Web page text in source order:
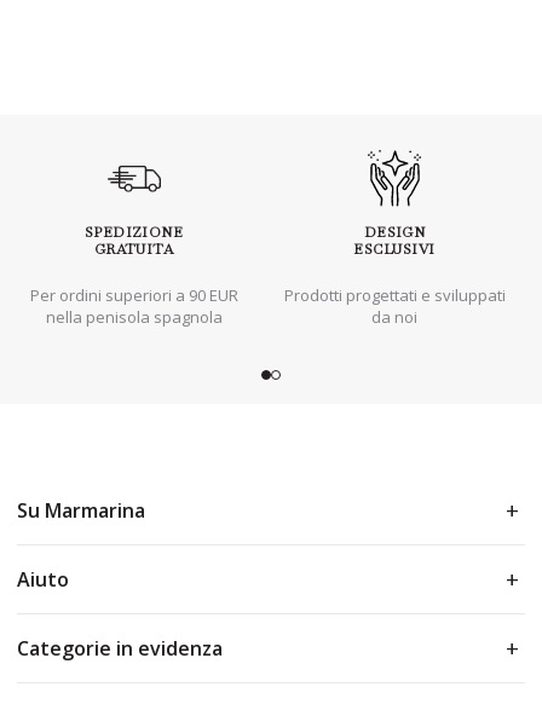
SPEDIZIONE
GRATUITA
Per ordini superiori a 90 EUR
nella penisola spagnola
DESIGN
ESCLUSIVI
Prodotti progettati e sviluppati
da noi
Su Marmarina
Aiuto
Categorie in evidenza